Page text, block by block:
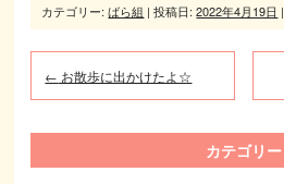
カテゴリー:ばら組 | 投稿日:2022年4月19日 |
← お散歩に出かけたよ☆
カテゴリー